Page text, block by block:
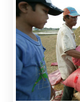
lượng xuất
với ước tính.